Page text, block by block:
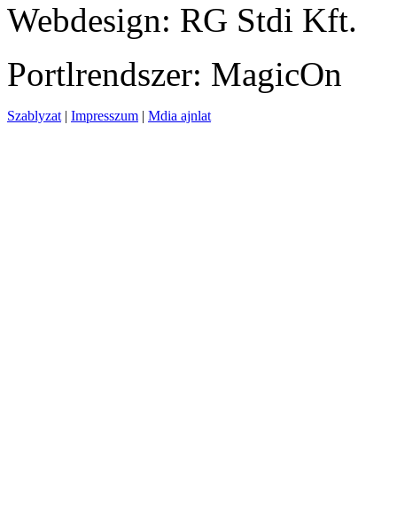
Webdesign: RG Stdi Kft.
Portlrendszer: MagicOn
Szablyzat | Impresszum | Mdia ajnlat